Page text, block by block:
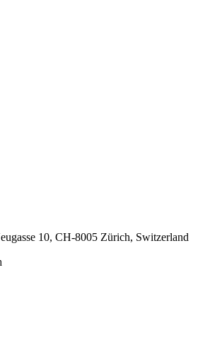
10, CH-8005 Zürich, Switzerland